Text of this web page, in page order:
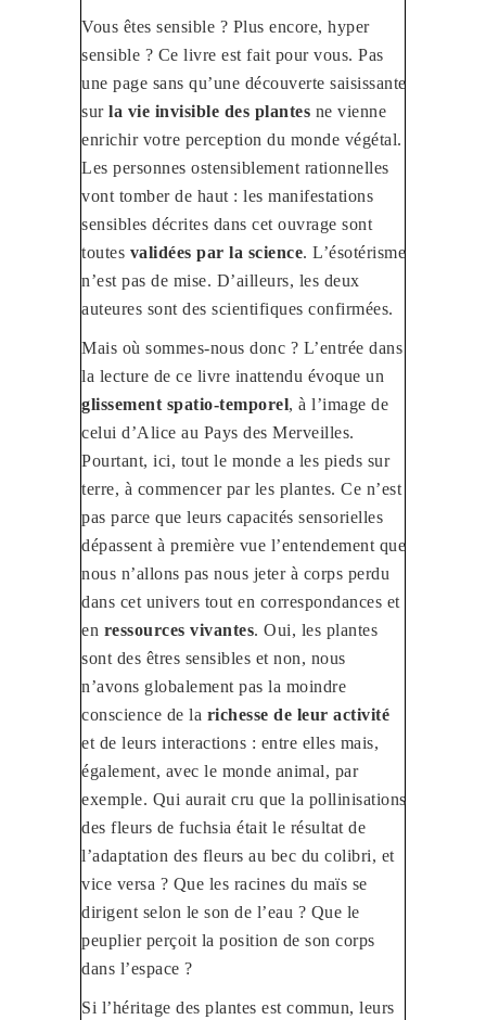
Vous êtes sensible ? Plus encore, hyper
sensible ? Ce livre est fait pour vous. Pas
une page sans qu’une découverte saisissante
sur la vie invisible des plantes ne vienne
enrichir votre perception du monde végétal.
Les personnes ostensiblement rationnelles
vont tomber de haut : les manifestations
sensibles décrites dans cet ouvrage sont
toutes validées par la science. L’ésotérisme
n’est pas de mise. D’ailleurs, les deux
auteures sont des scientifiques confirmées.
Mais où sommes-nous donc ? L’entrée dans
la lecture de ce livre inattendu évoque un
glissement spatio-temporel, à l’image de
celui d’Alice au Pays des Merveilles.
Pourtant, ici, tout le monde a les pieds sur
terre, à commencer par les plantes. Ce n’est
pas parce que leurs capacités sensorielles
dépassent à première vue l’entendement que
nous n’allons pas nous jeter à corps perdu
dans cet univers tout en correspondances et
en ressources vivantes. Oui, les plantes
sont des êtres sensibles et non, nous
n’avons globalement pas la moindre
conscience de la richesse de leur activité
et de leurs interactions : entre elles mais,
également, avec le monde animal, par
exemple. Qui aurait cru que la pollinisations
des fleurs de fuchsia était le résultat de
l’adaptation des fleurs au bec du colibri, et
vice versa ? Que les racines du maïs se
dirigent selon le son de l’eau ? Que le
peuplier perçoit la position de son corps
dans l’espace ?
Si l’héritage des plantes est commun, leurs